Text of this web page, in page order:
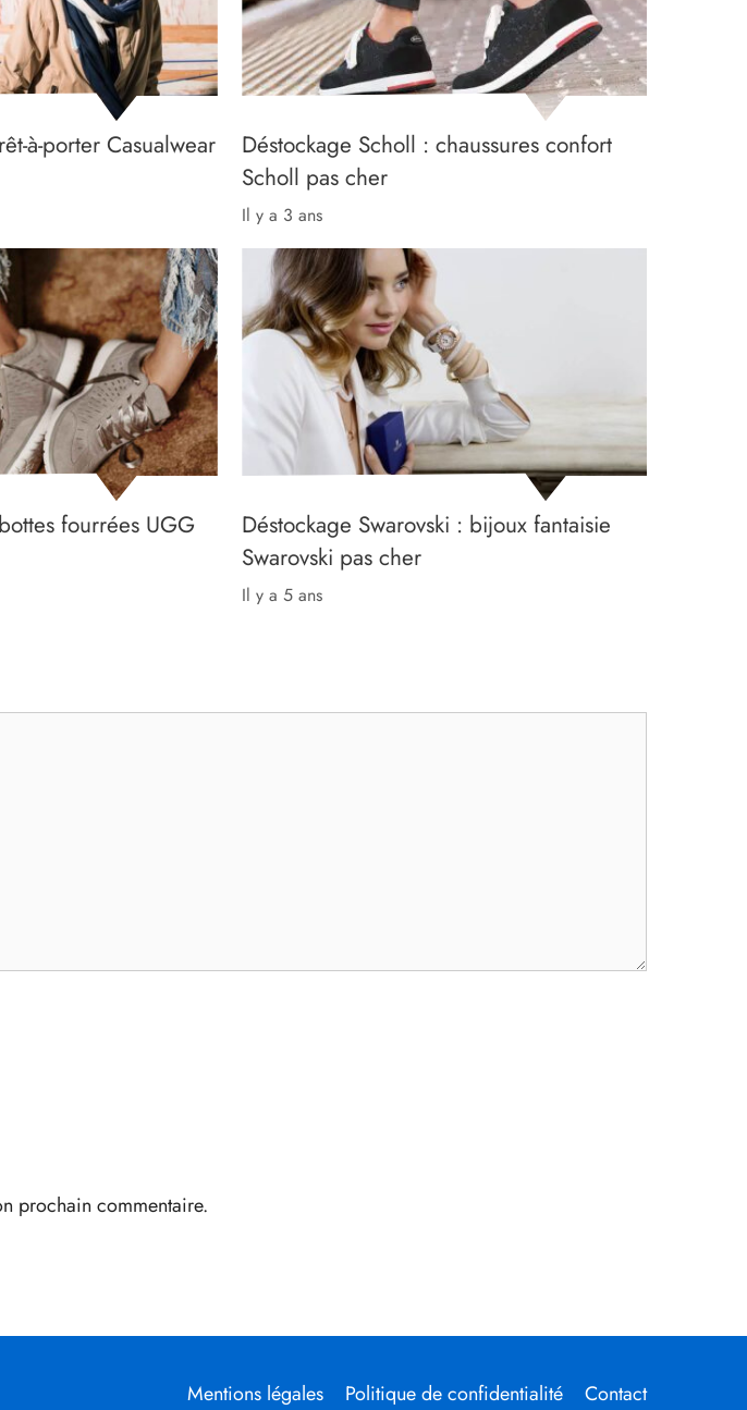
à-porter Casualwear
Déstockage Scholl : chaussures confort
Scholl pas cher
il y a 3 ans
fourrées UGG
Déstockage Swarovski : bijoux fantaisie
Swarovski pas cher
il y a 5 ans
prochain commentaire.
Mentions légales Politique de confidentialité Contact